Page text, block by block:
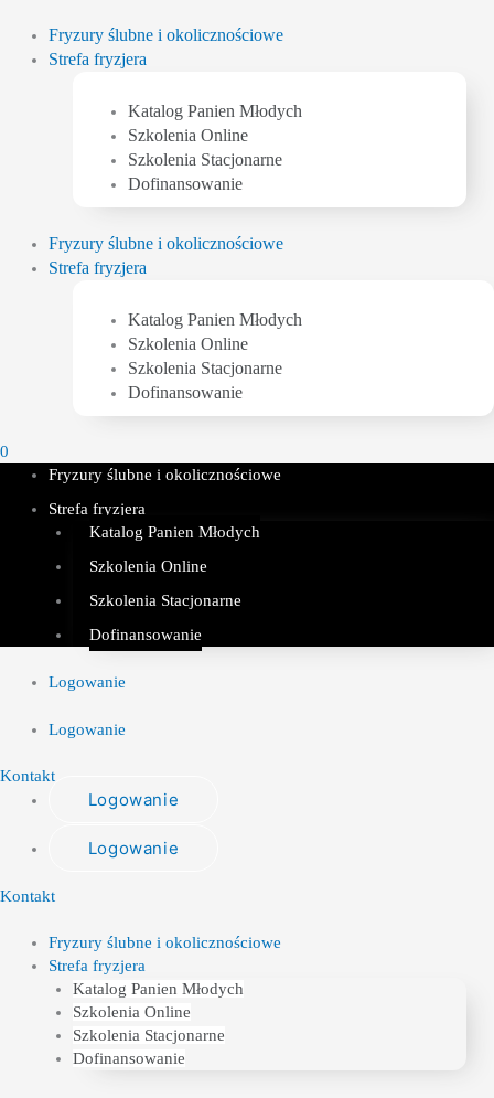
treści
Fryzury ślubne i okolicznościowe
Strefa fryzjera
Katalog Panien Młodych
Szkolenia Online
Szkolenia Stacjonarne
Dofinansowanie
Fryzury ślubne i okolicznościowe
Strefa fryzjera
Katalog Panien Młodych
Szkolenia Online
Szkolenia Stacjonarne
Dofinansowanie
0
Fryzury ślubne i okolicznościowe
Strefa fryzjera
Katalog Panien Młodych
Szkolenia Online
Szkolenia Stacjonarne
Dofinansowanie
Logowanie
Logowanie
Kontakt
Logowanie
Logowanie
Kontakt
Fryzury ślubne i okolicznościowe
Strefa fryzjera
Katalog Panien Młodych
Szkolenia Online
Szkolenia Stacjonarne
Dofinansowanie